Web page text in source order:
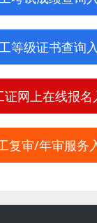
等级证书查询
证网上在线报名
复审/年审服务